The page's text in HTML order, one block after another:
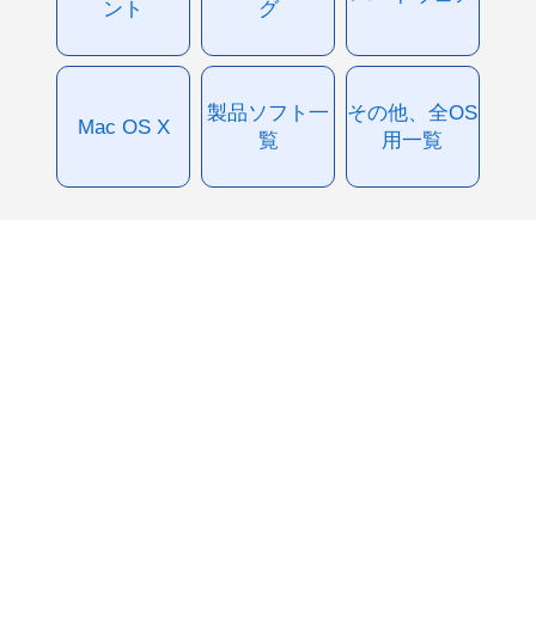
ント
グ
Mac OS X
製品ソフト一
覧
その他、全OS
用一覧